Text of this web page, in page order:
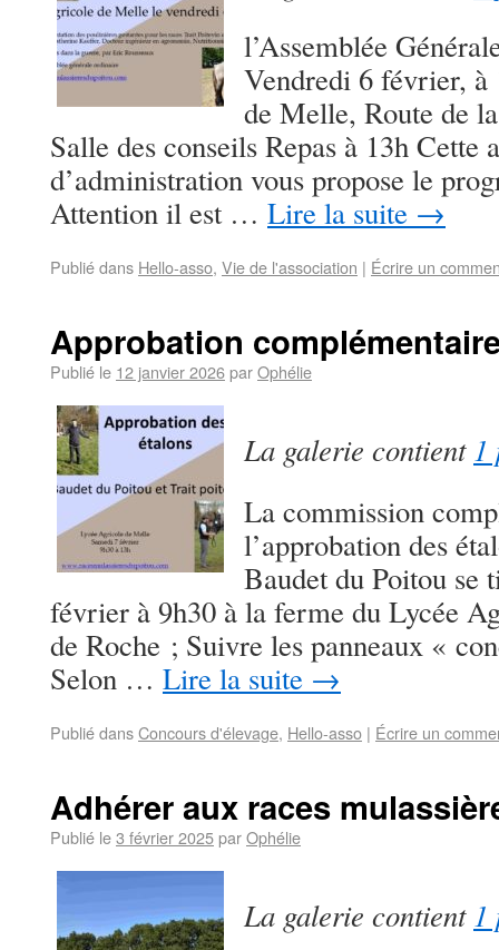
l’Assemblée
Vendredi 6 février,
de Melle, Route de
Salle des conseils Repas à 13h Cette
d’administration vous propose le
Attention il est … Lire la suite →
Publié dans Hello-asso, Vie de l'association | Écrire un
Approbation
Publié le 12 janvier 2026parOphélie
La galerie contient 1
La commission
l’approbation des
Baudet du Poitou se
février à 9h30 à la ferme du Lycée
de Roche ; Suivre les panneaux «
Selon … Lire la suite →
Publié dansConcours d'élevage, Hello-asso | Écrire un
Adhérer aux races
Publié le3 février 2025parOphélie
La galerie contient 1